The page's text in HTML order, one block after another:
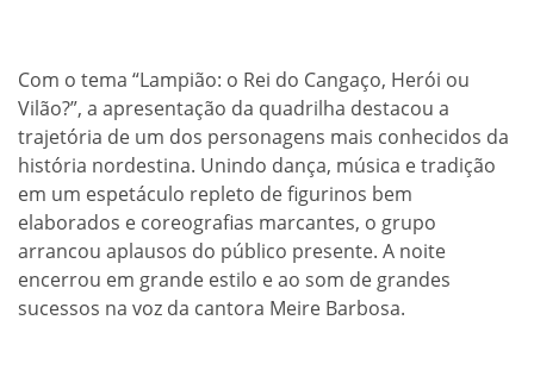
Com o tema “Lampião: o Rei do Cangaço, Herói ou
Vilão?”, a apresentação da quadrilha destacou a
trajetória de um dos personagens mais conhecidos da
história nordestina. Unindo dança, música e tradição
em um espetáculo repleto de figurinos bem
elaborados e coreografias marcantes, o grupo
arrancou aplausos do público presente. A noite
encerrou em grande estilo e ao som de grandes
sucessos na voz da cantora Meire Barbosa.